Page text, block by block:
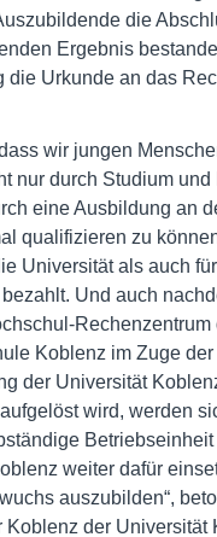
die
Ergebnis
die Urkunde an das
wir jungen
nur durch Studium und
eine Ausbildung an
qualifizieren zu
Universität als auch
Und auch
Rechenzentrum
Koblenz im Zuge der
der Universität
wird, werden
weiter dafür
auszubilden“,
Koblenz der Universität